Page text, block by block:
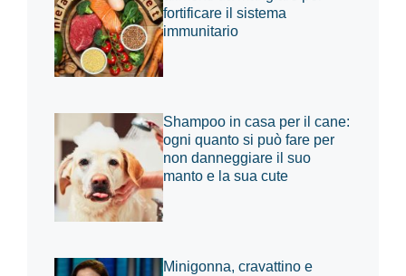
fortificare il sistema
immunitario
Shampoo in casa per il cane:
ogni quanto si può fare per
non danneggiare il suo
manto e la sua cute
Minigonna, cravattino e